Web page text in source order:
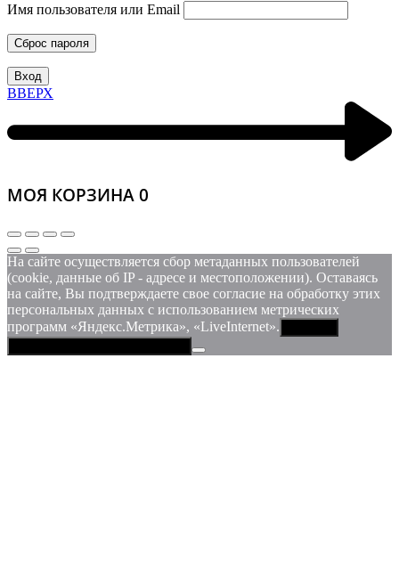
Имя пользователя или Email
Сброс пароля
Вход
ВВЕРХ
МОЯ КОРЗИНА 0
На сайте осуществляется сбор метаданных пользователей
(cookie, данные об IP - адресе и местоположении). Оставаясь
на сайте, Вы подтверждаете свое согласие на обработку этих
персональных данных c использованием метрических
программ «Яндекс.Метрика», «LiveInternet».